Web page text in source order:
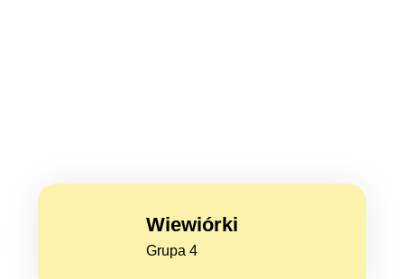
Wiewiórki
Grupa 4